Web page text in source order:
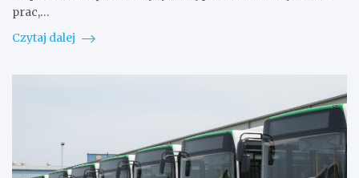
prac,…
Czytaj dalej